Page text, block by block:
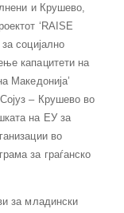
и Крушево,
‘RAISE
социјално
капацитети на
Македонија’
– Крушево во
на ЕУ за
во
за граѓанско
за младински